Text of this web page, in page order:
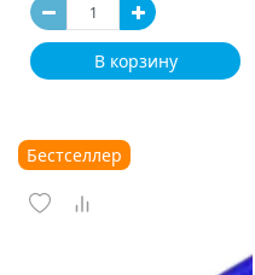
В корзину
Бестселлер